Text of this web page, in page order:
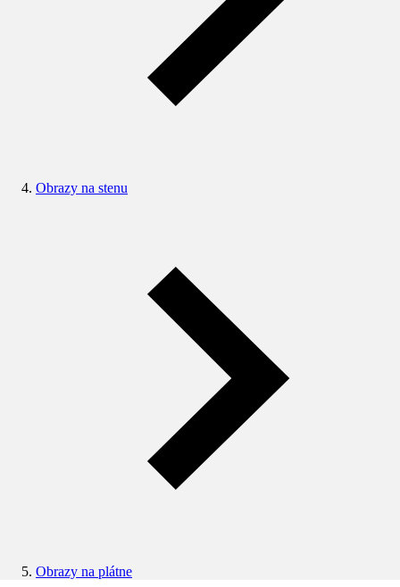
Obrazy na stenu
Obrazy na plátne